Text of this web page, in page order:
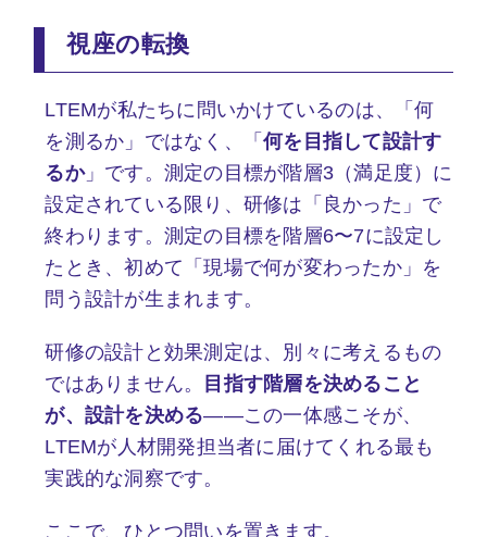
視座の転換
LTEMが私たちに問いかけているのは、「何
を測るか」ではなく、「何を目指して設計す
るか」です。測定の目標が階層3（満足度）に
設定されている限り、研修は「良かった」で
終わります。測定の目標を階層6〜7に設定し
たとき、初めて「現場で何が変わったか」を
問う設計が生まれます。
研修の設計と効果測定は、別々に考えるもの
ではありません。
目指す階層を決めること
が、設計を決める——この一体感こそが、
LTEMが人材開発担当者に届けてくれる最も
実践的な洞察です。
ここで、ひとつ問いを置きます。